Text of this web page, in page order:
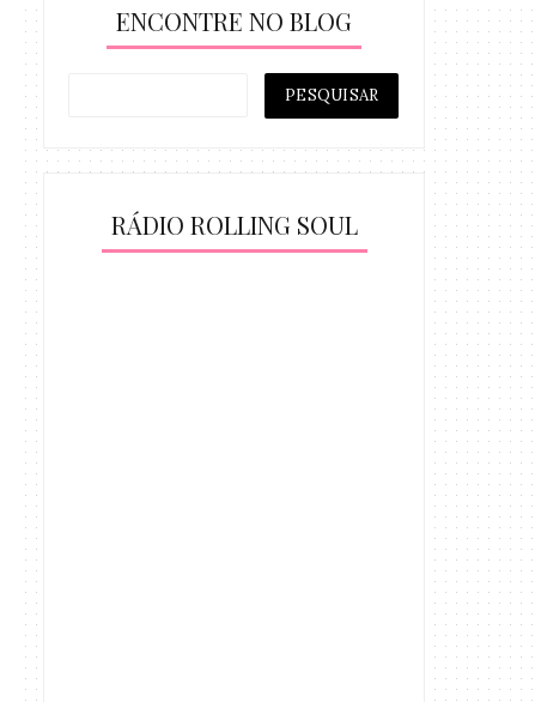
ENCONTRE NO BLOG
RÁDIO ROLLING SOUL